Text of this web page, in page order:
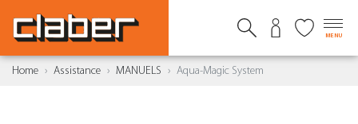
MENU
Home Assistance MANUELS Aqua-Magic System